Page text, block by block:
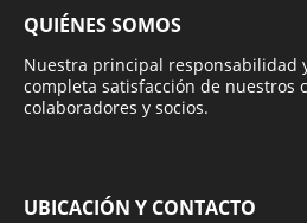
QUIÉNES SOMOS
Nuestra principal responsabilidad
completa satisfacción de nuestros
colaboradores y socios.
UBICACIÓN Y CONTACTO